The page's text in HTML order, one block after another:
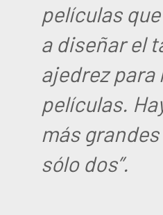
películas
a diseñar el
ajedrez para
películas.
más
sólo dos”.